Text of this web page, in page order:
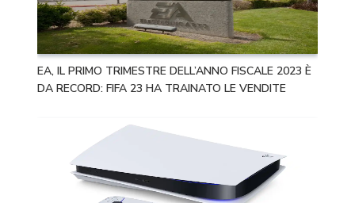
EA, IL PRIMO TRIMESTRE DELL’ANNO FISCALE 2023 È
DA RECORD: FIFA 23 HA TRAINATO LE VENDITE